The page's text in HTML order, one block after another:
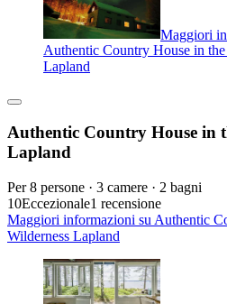
Maggiori
Authentic Country House in
Lapland
Authentic Country House in
Lapland
Per 8 persone · 3 camere · 2 bagni
10Eccezionale1 recensione
Maggiori informazioni su Authentic
Wilderness Lapland